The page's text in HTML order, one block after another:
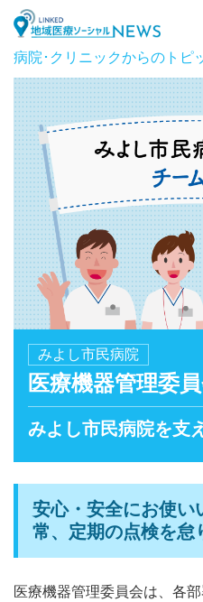
病院･クリニックからのトピ
みよし市民病院
医療機器管理委
みよし市民病院を支
安心・安全にお使い
常、定期の点検を怠
医療機器管理委員会は、各